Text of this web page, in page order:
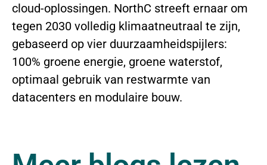
cloud-oplossingen. NorthC streeft ernaar om
tegen 2030 volledig klimaatneutraal te zijn,
gebaseerd op vier duurzaamheidspijlers:
100% groene energie, groene waterstof,
optimaal gebruik van restwarmte van
datacenters en modulaire bouw.